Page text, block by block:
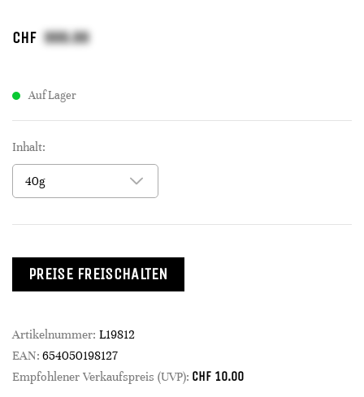
CHF
Auf Lager
Inhalt:
PREISE FREISCHALTEN
Artikelnummer: L19812
EAN: 654050198127
Empfohlener Verkaufspreis (UVP): CHF 10.00